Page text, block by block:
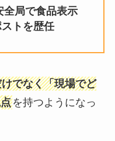
全局で食品表示
トを歴任
でなく「現場でど
を持つようになっ